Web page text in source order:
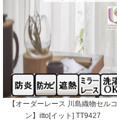
【オーダーレース 川島織物セルコ
ン】itto[イット] TT9427